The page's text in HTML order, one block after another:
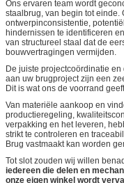
Ons ervaren team wordt
staalbrug, van begin tot einde.
ontwerpinconsistentie,
hindernissen te identificeren
van structureel staal dat de
bouwvertragingen vermijden.
De juiste projectcoördinatie
aan uw brugproject zijn een
Dit is wat ons de voorrand
Van materiële aankoop en
productieregeling,
verpakking en het leveren,
strikt te controleren en
Brug vastmaakt kan worden
Tot slot zouden wij willen
iedereen die delen en
onze eigen winkel wordt